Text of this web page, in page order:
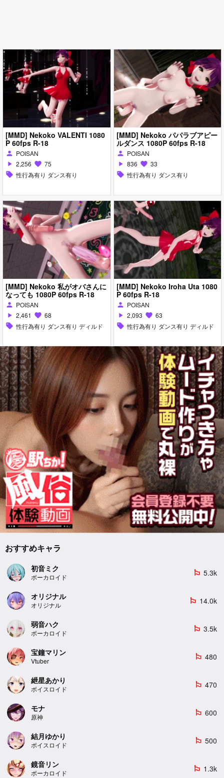
[MMD] Nekoko VALENTI 1080
P 60fps R-18
person POISAN
play_arrow 2,256 favorite 75
sell 性行為有り ダンス有り
[MMD] Nekoko パパラブアピー
ルダンス 1080P 60fps R-18
person POISAN
play_arrow 836 favorite 33
sell 性行為有り ダンス有り
[MMD] Nekoko 私がオバさんに
なっても 1080P 60fps R-18
person POISAN
play_arrow 2,461 favorite 68
sell 性行為有り ダンス有り ディルド
[MMD] Nekoko Iroha Uta 1080
P 60fps R-18
person POISAN
play_arrow 2,093 favorite 63
sell 性行為有り ダンス有り ディルド
おすすめキャラ
初音ミク
ボーカロイド
emoji_flags 5.3k
オリジナル
オリジナル
emoji_flags 14.0k
弱音ハク
ボーカロイド
emoji_flags 3.5k
宝鐘マリン
Vtuber
emoji_flags 480
紲星あかり
ボイスロイド
emoji_flags 470
モナ
原神
emoji_flags 600
結月ゆかり
ボイスロイド
emoji_flags 500
鏡音リン
ボーカロイド
emoji_flags 1.3k